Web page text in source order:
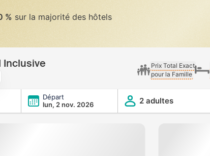
% sur la majorité des hôtels
Inclusive
Prix Total Exact
pour la Famille
Départ
lun, 2 nov. 2026
2 adultes